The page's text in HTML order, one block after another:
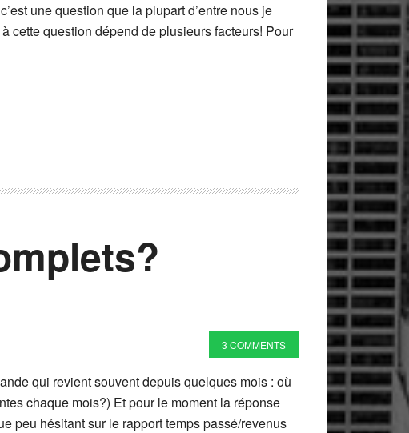
une question que la plupart d’entre nous je
cette question dépend de plusieurs facteurs! Pour
3 COMMENTS
qui revient souvent depuis quelques mois : où
chaque mois?) Et pour le moment la réponse
peu hésitant sur le rapport temps passé/revenus